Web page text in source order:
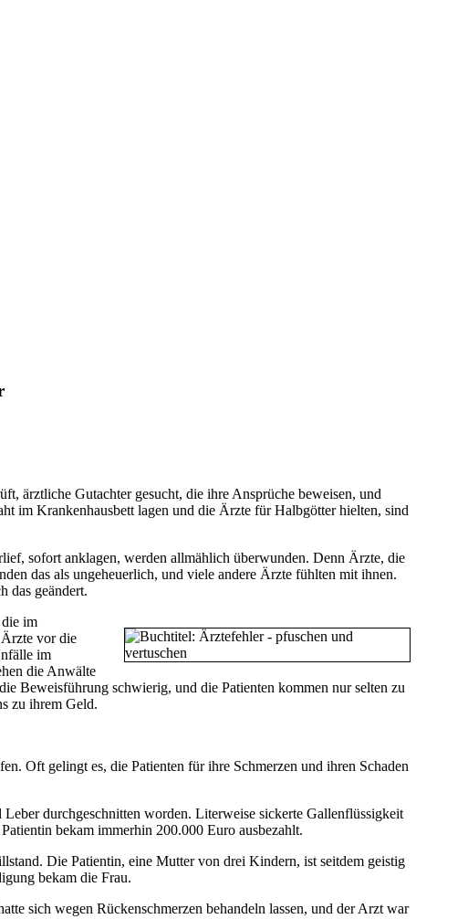
ärztliche Gutachter gesucht, die ihre Ansprüche beweisen, und
im Krankenhausbett lagen und die Ärzte für Halbgötter hielten, sind
sofort anklagen, werden allmählich überwunden. Denn Ärzte, die
das als ungeheuerlich, und viele andere Ärzte fühlten mit ihnen.
das geändert.
im
vor die
im
die Anwälte
Beweisführung schwierig, und die Patienten kommen nur selten zu
zu ihrem Geld.
Oft gelingt es, die Patienten für ihre Schmerzen und ihren Schaden
durchgeschnitten worden. Literweise sickerte Gallen­flüssigkeit
bekam immerhin 200.000 Euro ausbezahlt.
Die Patientin, eine Mutter von drei Kindern, ist seitdem geistig
bekam die Frau.
sich wegen Rückenschmerzen behandeln lassen, und der Arzt war